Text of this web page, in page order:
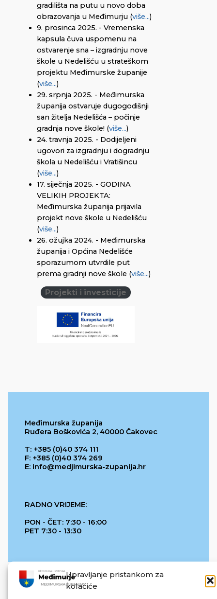
Upravljanje pristankom za
kolačiće
gradilišta na putu u novo doba
obrazovanja u Međimurju (više...)
9. prosinca 2025. - Vremenska
kapsula čuva uspomenu na
ostvarenje sna – izgradnju nove
škole u Nedelišću u strateškom
projektu Međimurske županije
(više...)
29. srpnja 2025. - Međimurska
županija ostvaruje dugogodišnji
san žitelja Nedelišća – počinje
gradnja nove škole! (više...)
24. travnja 2025. - Dodijeljeni
ugovori za izgradnju i dogradnju
škola u Nedelišću i Vratišincu
(više...)
17. siječnja 2025. - GODINA
VELIKIH PROJEKTA:
Međimurska županija prijavila
projekt nove škole u Nedelišću
(više...)
26. ožujka 2024. - Međimurska
županija i Općina Nedelišće
sporazumom utvrdile put
prema gradnji nove škole (više...)
Projekti i investicije
Međimurska županija
Ruđera Boškovića 2, 40000 Čakovec
T: +385 (0)40 374 111
F: +385 (0)40 374 269
E: info@medjimurska-zupanija.hr
RADNO VRIJEME:
PON - ČET: 7:30 - 16:00
PET 7:30 - 13:30